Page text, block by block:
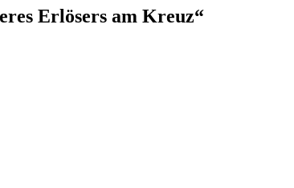
Erlösers am Kreuz“